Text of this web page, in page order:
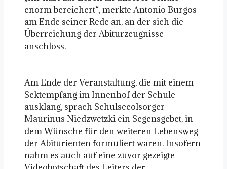
enorm bereichert“, merkte Antonio Burgos
am Ende seiner Rede an, an der sich die
Überreichung der Abiturzeugnisse
anschloss.
Am Ende der Veranstaltung, die mit einem
Sektempfang im Innenhof der Schule
ausklang, sprach Schulseeolsorger
Maurinus Niedzwetzki ein Segensgebet, in
dem Wünsche für den weiteren Lebensweg
der Abiturienten formuliert waren. Insofern
nahm es auch auf eine zuvor gezeigte